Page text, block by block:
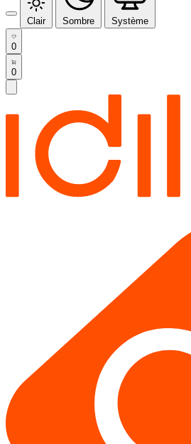
Clair Sombre Système
0
0